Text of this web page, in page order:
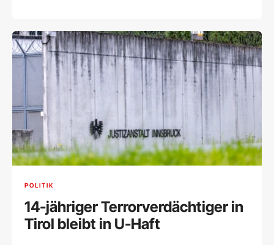
POLITIK
14-jähriger Terrorverdächtiger in
Tirol bleibt in U-Haft